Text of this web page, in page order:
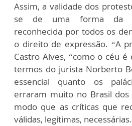
Assim, a validade dos
se de uma forma da
reconhecida por todos os
o direito de expressão. “A
Castro Alves, “como o céu é
termos do jurista Norberto
essencial quanto os
erraram muito no Brasil
modo que as críticas que
válidas, legítimas,